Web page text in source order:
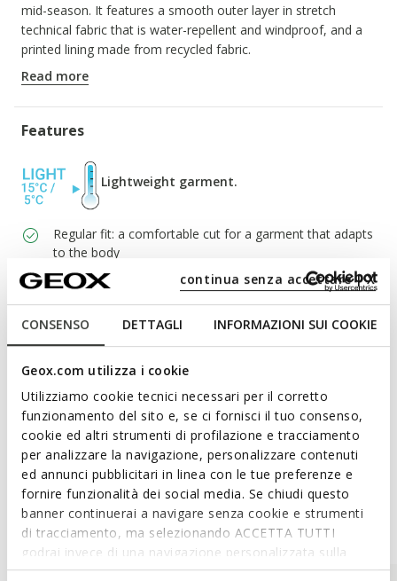
CONSENSO DETTAGLI INFORMAZIONI SUI COOKIE
Geox.com utilizza i cookie
Utilizziamo cookie tecnici necessari per il corretto
funzionamento del sito e, se ci fornisci il tuo consenso,
cookie ed altri strumenti di profilazione e tracciamento
per analizzare la navigazione, personalizzare contenuti
ed annunci pubblicitari in linea con le tue preferenze e
fornire funzionalità dei social media. Se chiudi questo
banner continuerai a navigare senza cookie e strumenti
di tracciamento, ma selezionando ACCETTA TUTTI
godrai invece di una navigazione personalizzata sulla
base dei tuoi gusti ed interessi. Selezionando
continua senza accettare | X
mid-season. It features a smooth outer layer in stretch
technical fabric that is water-repellent and windproof, and a
printed lining made from recycled fabric.
ITEM CODE:
Read more
Features
Lightweight garment.
Regular fit: a comfortable cut for a garment that adapts
to the body
Two-way zip
Attached hood; 2 external pockets; 2 internal pockets
Materials
Technologies
Style Inspiration